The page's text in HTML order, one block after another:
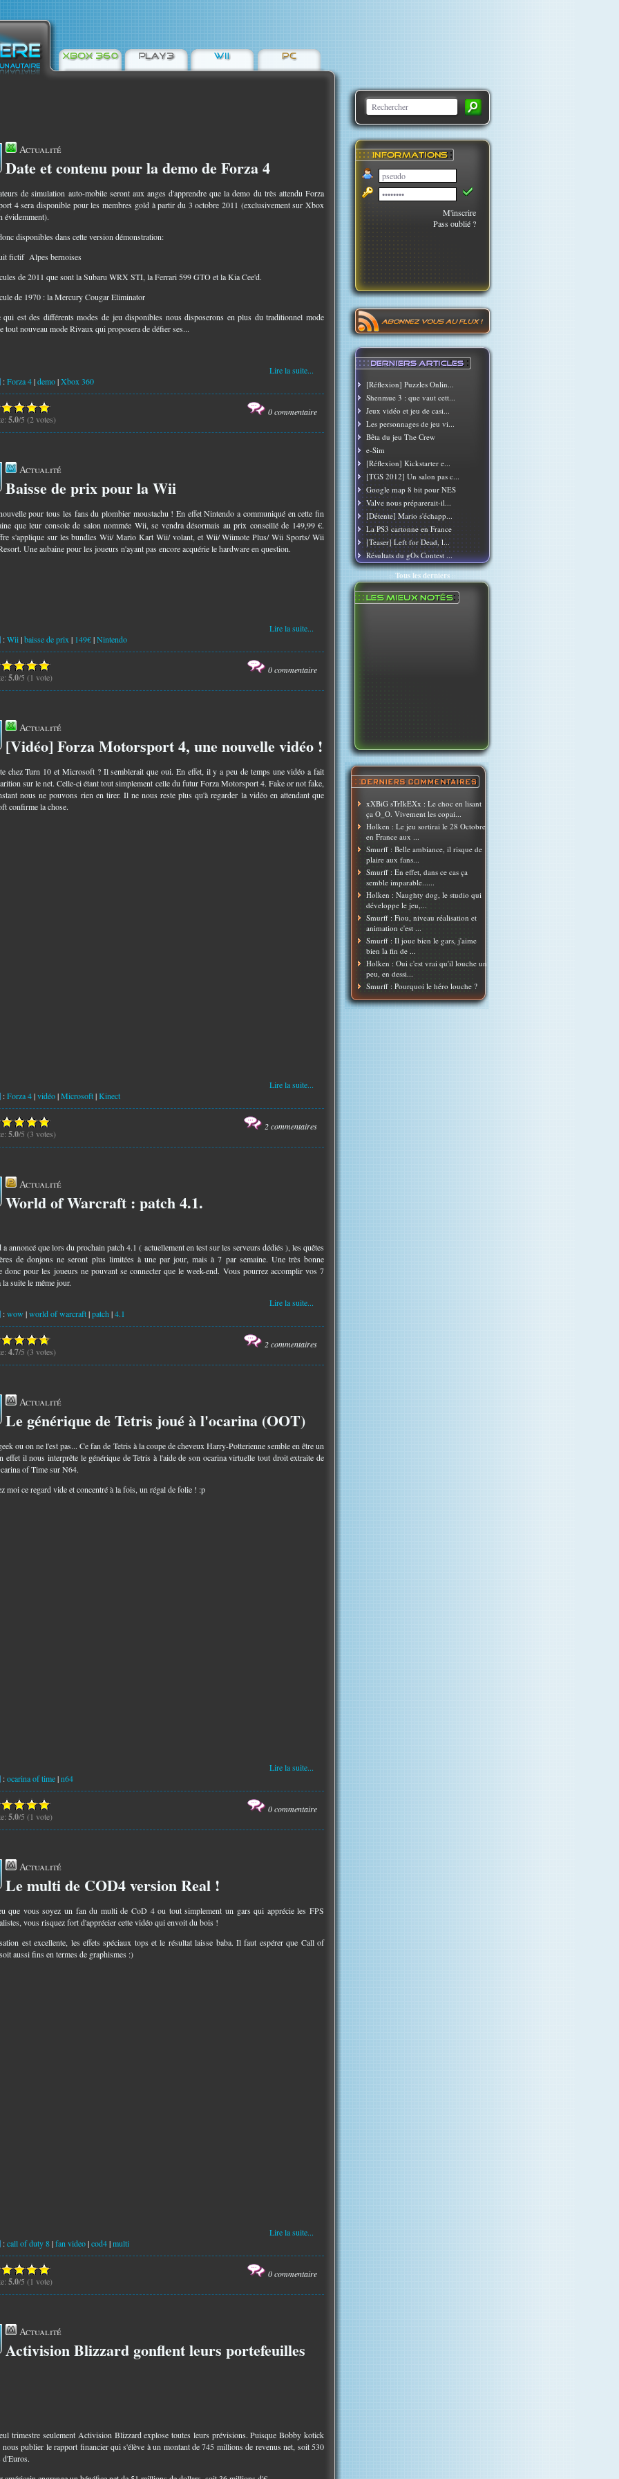
M'inscrire
Pass oublié ?
[Réflexion] Puzzles Onlin...
Shenmue 3 : que vaut cett...
Jeux vidéo et jeu de casi...
Les personnages de jeu vi...
Bêta du jeu The Crew
e-Sim
[Réflexion] Kickstarter e...
[TGS 2012] Un salon pas c...
Google map 8 bit pour NES
Valve nous préparerait-il...
[Détente] Mario s'échapp...
La PS3 cartonne en France
[Teaser] Left for Dead, l...
Résultats du gOs Contest ...
:: Tous les derniers::
xXBiG sTrIkEXx : Le choc en lisant
ça O_O. Vivement les copai...
Holken : Le jeu sortirai le 28 Octobre
en France aux ...
Smurff : Belle ambiance, il risque de
plaire aux fans...
Smurff : En effet, dans ce cas ça
semble imparable......
Holken : Naughty dog, le studio qui
développe le jeu,...
Smurff : Fiou, niveau réalisation et
animation c'est ...
Smurff : Il joue bien le gars, j'aime
bien la fin de ...
Holken : Oui c'est vrai qu'il louche un
peu, en dessi...
Smurff : Pourquoi le héro louche ?
Actualité
Date et contenu pour la demo de Forza 4
de simulation auto-mobile seront aux anges d'apprendre que la demo du très attendu Forza
4 sera disponible pour les membres gold à partir du 3 octobre 2011 (exclusivement sur Xbox
évidemment).
disponibles dans cette version démonstration:
fictif Alpes bernoises
de 2011 que sont la Subaru WRX STI, la Ferrari 599 GTO et la Kia Cee'd.
de 1970 : la Mercury Cougar Eliminator
qui est des différents modes de jeu disponibles nous disposerons en plus du traditionnel mode
tout nouveau mode Rivaux qui proposera de défier ses...
Lire la suite...
:Forza 4|demo|Xbox 360
0 commentaire
5.0/5 (2 votes)
Actualité
Baisse de prix pour la Wii
pour tous les fans du plombier moustachu ! En effet Nintendo a communiqué en cette fin
que leur console de salon nommée Wii, se vendra désormais au prix conseillé de 149,99 €.
s'applique sur les bundles Wii/ Mario Kart Wii/ volant, et Wii/ Wiimote Plus/ Wii Sports/ Wii
Une aubaine pour les joueurs n'ayant pas encore acquérie le hardware en question.
Lire la suite...
:Wii|baisse de prix | 149€|Nintendo
0 commentaire
5.0/5 (1 vote)
Actualité
[Vidéo] Forza Motorsport 4, une nouvelle vidéo !
chez Turn 10 et Microsoft ? Il semblerait que oui. En effet, il y a peu de temps une vidéo a fait
sur le net. Celle-ci étant tout simplement celle du futur Forza Motorsport 4. Fake or not fake,
nous ne pouvons rien en tirer. Il ne nous reste plus qu'à regarder la vidéo en attendant que
confirme la chose.
Lire la suite...
:Forza 4|vidéo|Microsoft|Kinect
2 commentaires
5.0/5 (3 votes)
Actualité
World of Warcraft : patch 4.1.
annoncé que lors du prochain patch 4.1 ( actuellement en test sur les serveurs dédiés ), les quêtes
de donjons ne seront plus limitées à une par jour, mais à 7 par semaine. Une très bonne
donc pour les joueurs ne pouvant se connecter que le week-end. Vous pourrez accomplir vos 7
la suite le même jour.
Lire la suite...
:wow |world of warcraft|patch |4.1
2 commentaires
4.7/5 (3 votes)
Actualité
Le générique de Tetris joué à l'ocarina (OOT)
ou on ne l'est pas... Ce fan de Tetris à la coupe de cheveux Harry-Potterienne semble en être un
effet il nous interprête le générique de Tetris à l'aide de son ocarina virtuelle tout droit extraite de
of Time sur N64.
moi ce regard vide et concentré à la fois, un régal de folie ! :p
Lire la suite...
:ocarina of time|n64
0 commentaire
5.0/5 (1 vote)
Actualité
Le multi de COD4 version Real !
que vous soyez un fan du multi de CoD 4 ou tout simplement un gars qui apprécie les FPS
vous risquez fort d'apprécier cette vidéo qui envoit du bois !
est excellente, les effets spéciaux tops et le résultat laisse baba. Il faut espérer que Call of
aussi fins en termes de graphismes :)
Lire la suite...
:call of duty 8|fan video|cod4|multi
0 commentaire
5.0/5 (1 vote)
Actualité
Activision Blizzard gonflent leurs portefeuilles
trimestre seulement Activision Blizzard explose toutes leurs prévisions. Puisque Bobby kotick
nous publier le rapport financier qui s'élève à un montant de 745 millions de revenus net, soit 530